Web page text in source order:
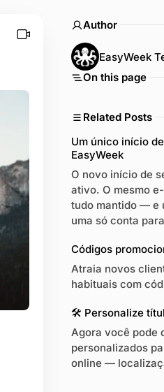
Author
EasyWeek
On this page
Related Posts
Um único início
EasyWeek
O novo início de
ativo. O mesmo
tudo mantido — e
uma só conta
Códigos
Atraia novos
habituais com
🛠 Personalize
Agora você pode
personalizados
online —